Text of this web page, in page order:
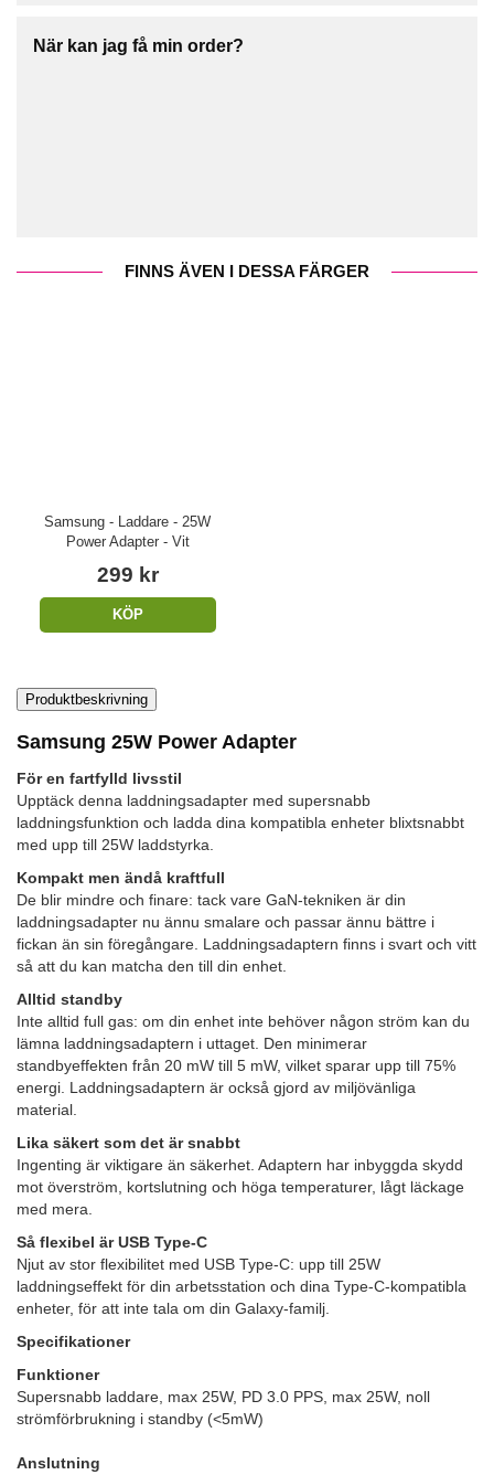
När kan jag få min order?
FINNS ÄVEN I DESSA FÄRGER
Samsung - Laddare - 25W
Power Adapter - Vit
299 kr
KÖP
Produktbeskrivning
Samsung 25W Power Adapter
För en fartfylld livsstil
Upptäck denna laddningsadapter med supersnabb
laddningsfunktion och ladda dina kompatibla enheter blixtsnabbt
med upp till 25W laddstyrka.
Kompakt men ändå kraftfull
De blir mindre och finare: tack vare GaN-tekniken är din
laddningsadapter nu ännu smalare och passar ännu bättre i
fickan än sin föregångare. Laddningsadaptern finns i svart och vitt
så att du kan matcha den till din enhet.
Alltid standby
Inte alltid full gas: om din enhet inte behöver någon ström kan du
lämna laddningsadaptern i uttaget. Den minimerar
standbyeffekten från 20 mW till 5 mW, vilket sparar upp till 75%
energi. Laddningsadaptern är också gjord av miljövänliga
material.
Lika säkert som det är snabbt
Ingenting är viktigare än säkerhet. Adaptern har inbyggda skydd
mot överström, kortslutning och höga temperaturer, lågt läckage
med mera.
Så flexibel är USB Type-C
Njut av stor flexibilitet med USB Type-C: upp till 25W
laddningseffekt för din arbetsstation och dina Type-C-kompatibla
enheter, för att inte tala om din Galaxy-familj.
Specifikationer
Funktioner
Supersnabb laddare, max 25W, PD 3.0 PPS, max 25W, noll
strömförbrukning i standby (<5mW)
Anslutning